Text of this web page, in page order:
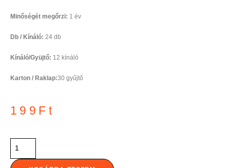
Minőségét megőrzi: 1 év
Db / Kínáló: 24 db
Kínáló/Gyüjtő: 12 kínáló
Karton / Raklap:30 gyűjtő
199 Ft